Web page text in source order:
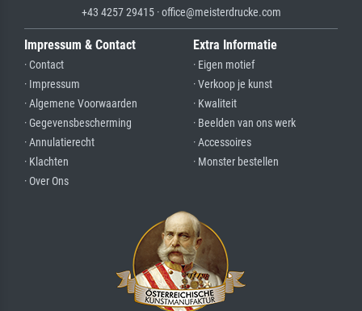
+43 4257 29415 · office@meisterdrucke.com
Impressum & Contact
· Contact
· Impressum
· Algemene Voorwaarden
· Gegevensbescherming
· Annulatierecht
· Klachten
· Over Ons
Extra Informatie
· Eigen motief
· Verkoop je kunst
· Kwaliteit
· Beelden van ons werk
· Accessoires
· Monster bestellen